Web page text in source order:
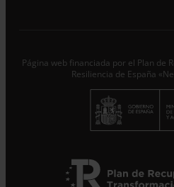
Responsable del tratamiento
Página web financiada por el Plan de
Resiliencia de España